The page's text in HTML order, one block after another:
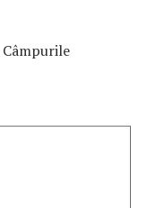
Câmpurile